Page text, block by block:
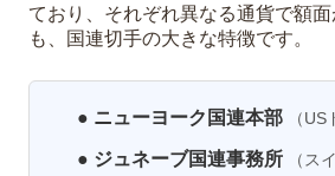
ており、それぞれ異なる通貨で額
も、国連切手の大きな特徴です。
● ニューヨーク国連本部 （US
● ジュネーブ国連事務所 （ス